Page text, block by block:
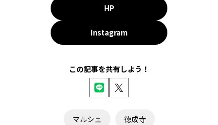
HP
Instagram
この記事を共有しよう！
マルシェ 徳成寺